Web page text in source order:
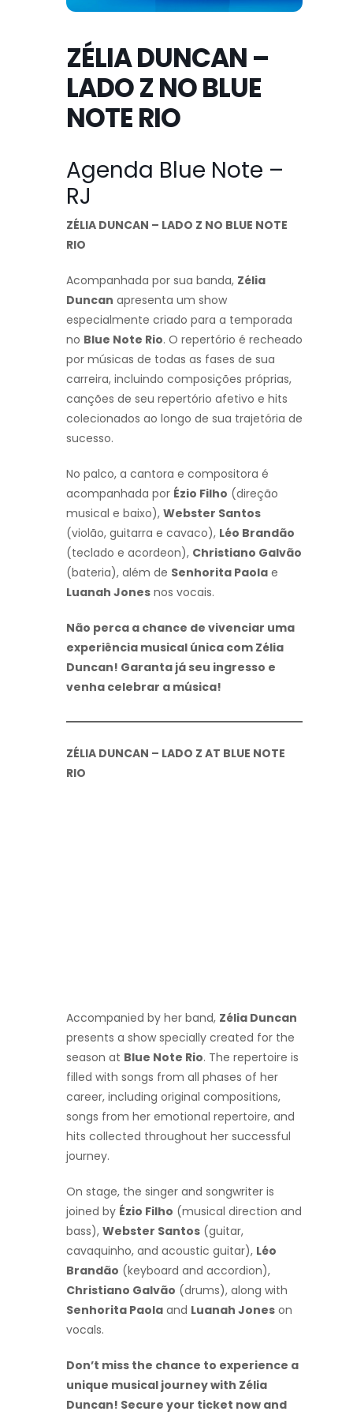
ZÉLIA DUNCAN –
LADO Z NO BLUE
NOTE RIO
Agenda Blue Note –
RJ
ZÉLIA DUNCAN – LADO Z NO BLUE NOTE
RIO
Acompanhada por sua banda, Zélia
Duncan apresenta um show
especialmente criado para a temporada
no Blue Note Rio. O repertório é recheado
por músicas de todas as fases de sua
carreira, incluindo composições próprias,
canções de seu repertório afetivo e hits
colecionados ao longo de sua trajetória de
sucesso.
No palco, a cantora e compositora é
acompanhada por Ézio Filho (direção
musical e baixo), Webster Santos
(violão, guitarra e cavaco), Léo Brandão
(teclado e acordeon), Christiano Galvão
(bateria), além de Senhorita Paola e
Luanah Jones nos vocais.
Não perca a chance de vivenciar uma
experiência musical única com Zélia
Duncan! Garanta já seu ingresso e
venha celebrar a música!
ZÉLIA DUNCAN – LADO Z AT BLUE NOTE
RIO
Accompanied by her band, Zélia Duncan
presents a show specially created for the
season at Blue Note Rio. The repertoire is
filled with songs from all phases of her
career, including original compositions,
songs from her emotional repertoire, and
hits collected throughout her successful
journey.
On stage, the singer and songwriter is
joined by Ézio Filho (musical direction and
bass), Webster Santos (guitar,
cavaquinho, and acoustic guitar), Léo
Brandão (keyboard and accordion),
Christiano Galvão (drums), along with
Senhorita Paola and Luanah Jones on
vocals.
Don’t miss the chance to experience a
unique musical journey with Zélia
Duncan! Secure your ticket now and